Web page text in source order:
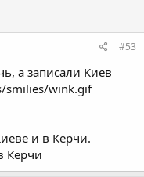
#53
а записали Киев
smilies/wink.gif
и в Керчи.
Керчи